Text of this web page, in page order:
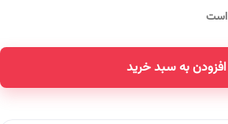
افزودن به سبد خرید